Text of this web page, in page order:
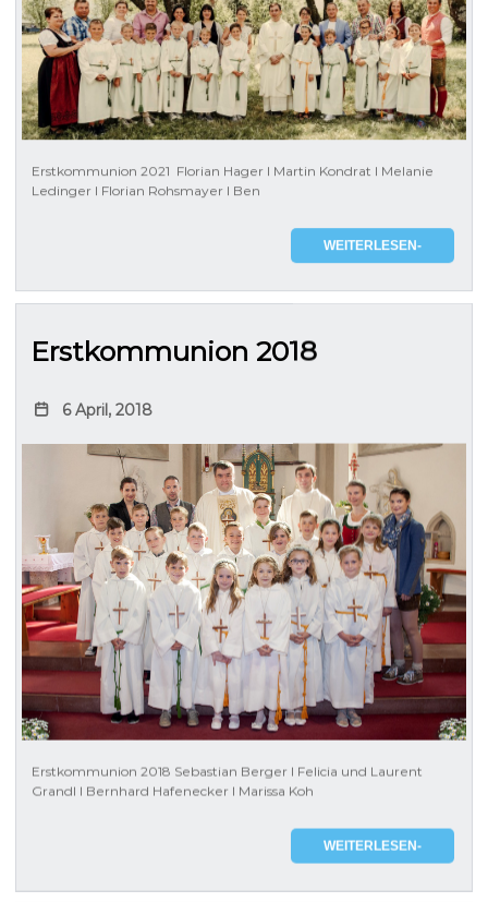
Erstkommunion 2021 Florian Hager l Martin Kondrat l Melanie
Ledinger l Florian Rohsmayer l Ben
WEITERLESEN-
Erstkommunion 2018
6 April, 2018
Erstkommunion 2018 Sebastian Berger l Felicia und Laurent
Grandl l Bernhard Hafenecker l Marissa Koh
WEITERLESEN-